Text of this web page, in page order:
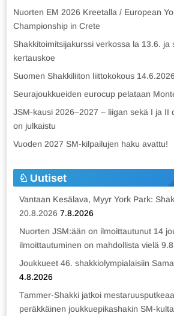
Nuorten EM 2026 Kreetalla / European
Championship in Crete
Shakkitoimitsijakurssi verkossa la 13.6. ja
kertauskoe
Suomen Shakkiliiton liittokokous 14.6.2026
Seurajoukkueiden eurocup pelataan
JSM-kausi 2026–2027 – liigan sekä I ja II
on julkaistu
Vuoden 2027 SM-kilpailujen haku avattu!
Uutiset
Vantaan Kesälava, Myyr York Park:
20.8.2026 7.8.2026
Nuorten JSM:ään on ilmoittautunut 14
ilmoittautuminen on mahdollista vielä
Joukkueet 46. shakkiolympialaisiin
4.8.2026
Tammer-Shakki jatkoi
peräkkäinen joukkuepikashakin SM-kulta